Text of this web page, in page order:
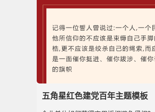
五角星红色建党百年主题模板